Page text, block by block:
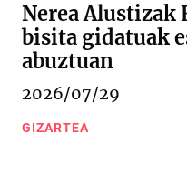
Nerea Alustizak
bisita gidatuak
abuztuan
2026/07/29
GIZARTEA